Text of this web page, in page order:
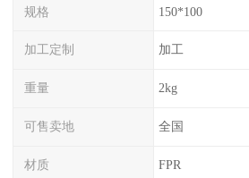
规格 150*100
加工定制 加工
重量 2kg
可售卖地 全国
材质 FPR